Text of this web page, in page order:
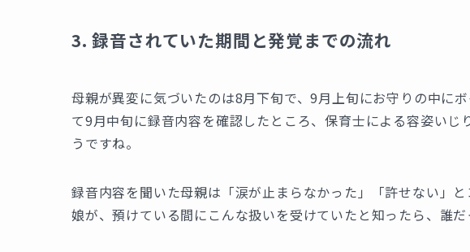
3. 録音されていた期間と発覚までの流れ
母親が異変に気づいたのは8月下旬で、9月上旬にお守りの中に
て9月中旬に録音内容を確認したところ、保育士による容姿いじ
うですね。
録音内容を聞いた母親は「涙が止まらなかった」「許せない」
娘が、預けている間にこんな扱いを受けていたと知ったら、誰だ